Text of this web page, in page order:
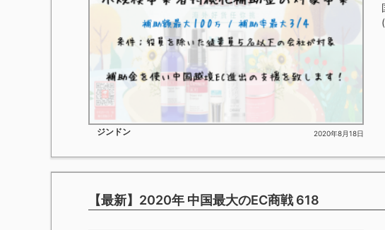
ジンドン 2020年8月18日
(
【最新】2020年 中国最大のEC商戦 618